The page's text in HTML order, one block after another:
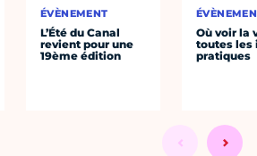
ÉVÈNEMENT
L’Été du Canal
revient pour une
19ème édition
Où voir la
toutes les
pratiques